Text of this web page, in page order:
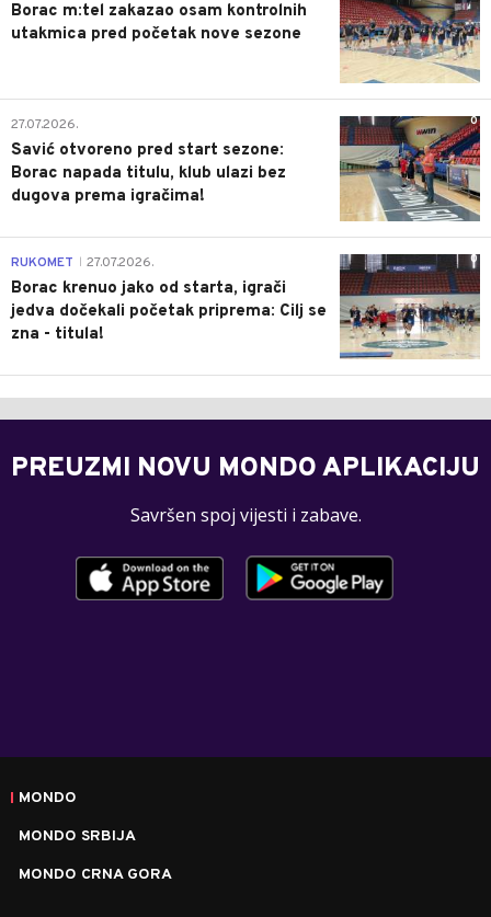
Borac m:tel zakazao osam kontrolnih
utakmica pred početak nove sezone
0
27.07.2026.
Savić otvoreno pred start sezone:
Borac napada titulu, klub ulazi bez
dugova prema igračima!
0
RUKOMET 27.07.2026.
Borac krenuo jako od starta, igrači
jedva dočekali početak priprema: Cilj se
zna - titula!
PREUZMI NOVU MONDO APLIKACIJU
Savršen spoj vijesti i zabave.
MONDO
MONDO SRBIJA
MONDO CRNA GORA